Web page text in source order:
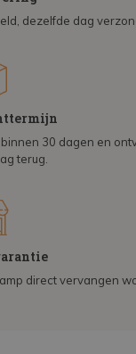
dezelfde dag
30 dagen en
terug.
direct vervangen